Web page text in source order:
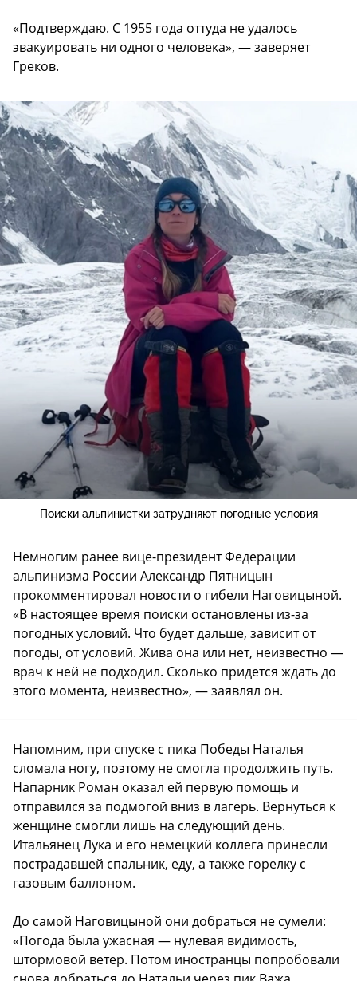
«Подтверждаю. С 1955 года оттуда не удалось
эвакуировать ни одного человека», — заверяет
Греков.
Поиски альпинистки затрудняют погодные условия
Немногим ранее вице-президент Федерации
альпинизма России Александр Пятницын
прокомментировал новости о гибели Наговицыной.
«В настоящее время поиски остановлены из-за
погодных условий. Что будет дальше, зависит от
погоды, от условий. Жива она или нет, неизвестно —
врач к ней не подходил. Сколько придется ждать до
этого момента, неизвестно», — заявлял он.
Напомним, при спуске с пика Победы Наталья
сломала ногу, поэтому не смогла продолжить путь.
Напарник Роман оказал ей первую помощь и
отправился за подмогой вниз в лагерь. Вернуться к
женщине смогли лишь на следующий день.
Итальянец Лука и его немецкий коллега принесли
пострадавшей спальник, еду, а также горелку с
газовым баллоном.
До самой Наговицыной они добраться не сумели:
«Погода была ужасная — нулевая видимость,
штормовой ветер. Потом иностранцы попробовали